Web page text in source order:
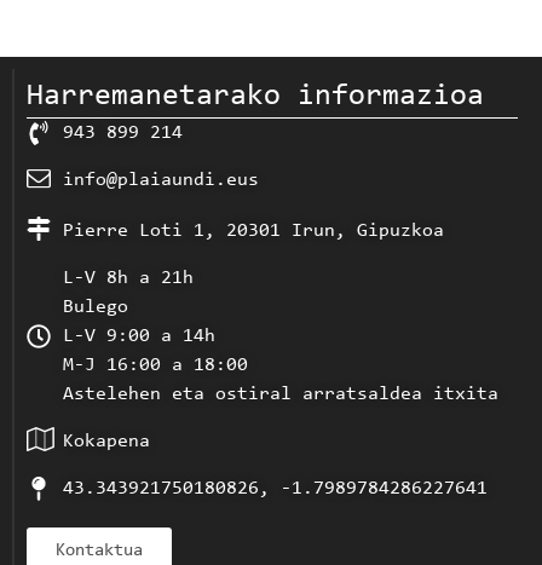
Harremanetarako informazioa
943 899 214
info@plaiaundi.eus
Pierre Loti 1, 20301 Irun, Gipuzkoa
L-V 8h a 21h
Bulego
L-V 9:00 a 14h
M-J 16:00 a 18:00
Astelehen eta ostiral arratsaldea itxita
Kokapena
43.343921750180826, -1.7989784286227641
Kontaktua